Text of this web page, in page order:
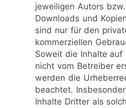
jeweiligen Autors
Downloads und
sind nur für den
kommerziellen
Soweit die Inhalte auf
nicht vom Betreiber
werden die
beachtet.
Inhalte Dritter als